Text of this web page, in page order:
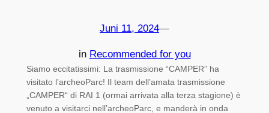
Juni 11, 2024—
in Recommended for you
Siamo eccitatissimi: La trasmissione “CAMPER” ha
visitato l’archeoParc! Il team dell’amata trasmissione
„CAMPER“ di RAI 1 (ormai arrivata alla terza stagione) è
venuto a visitarci nell’archeoParc, e manderà in onda